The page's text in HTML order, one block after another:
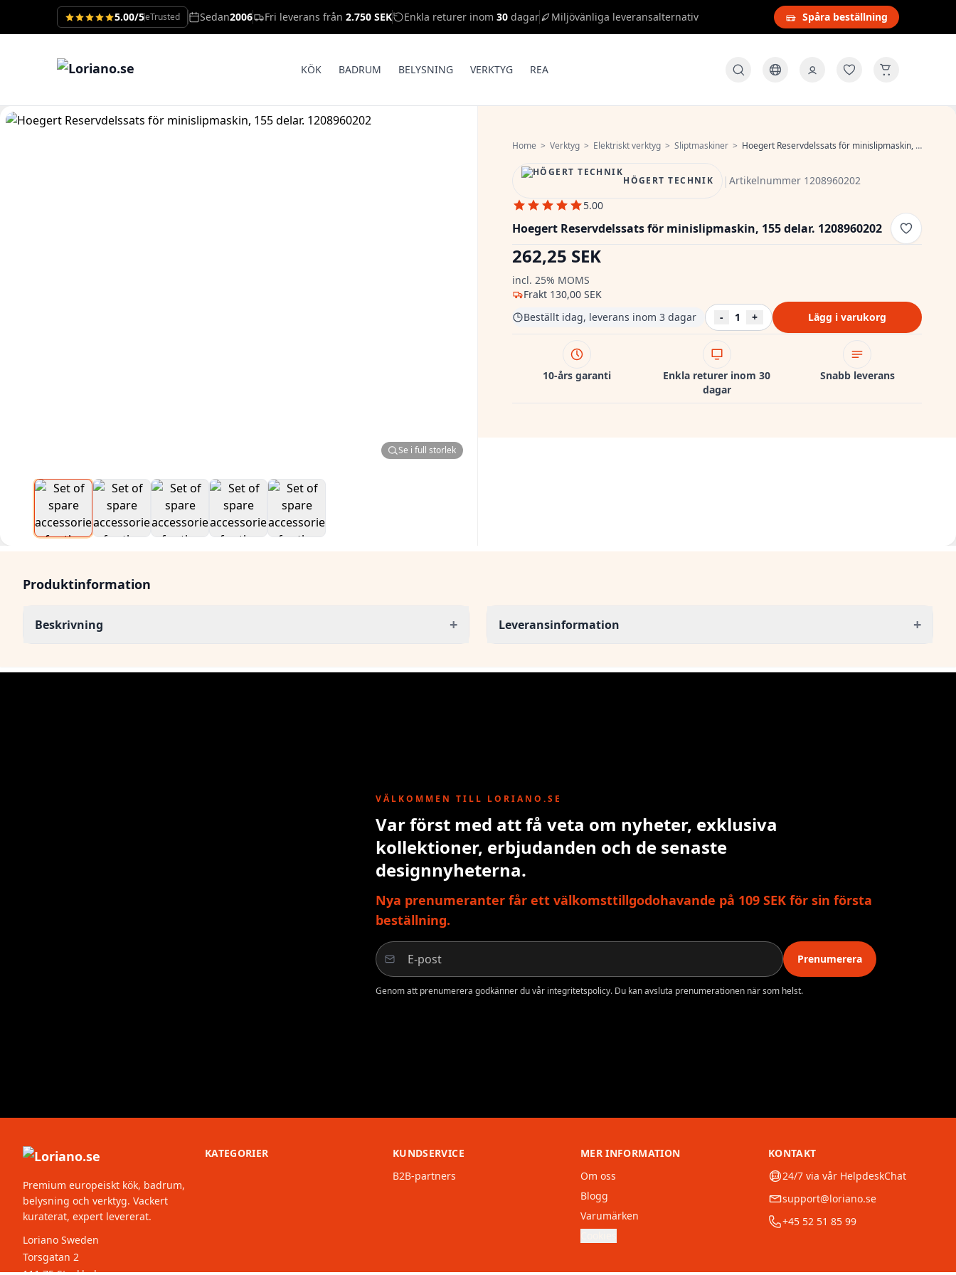
5.00/5eTrusted Sedan2006 Fri leverans från 2.750 SEK Enkla returer inom 30 dagar Miljövänliga leveransalternativ Spåra beställning
KÖK BADRUM BELYSNING VERKTYG REA
Se i full storlek
Home > Verktyg > Elektriskt verktyg > Sliptmaskiner > Hoegert Reservdelssats för minislipmaskin, 155 delar. 1208960202
HÖGERT TECHNIK |Artikelnummer 1208960202
5.00
Hoegert Reservdelssats för minislipmaskin, 155 delar. 1208960202
262,25 SEK
incl. 25% MOMS
Frakt 130,00 SEK
Beställt idag, leverans inom 3 dagar
- 1 + Lägg i varukorg
10-års garanti
Enkla returer inom 30
dagar
Snabb leverans
Produktinformation
Beskrivning + Leveransinformation +
VÄLKOMMEN TILL LORIANO.SE
Var först med att få veta om nyheter, exklusiva
kollektioner, erbjudanden och de senaste
designnyheterna.
Nya prenumeranter får ett välkomsttillgodohavande på 109 SEK för sin första
beställning.
Prenumerera
Genom att prenumerera godkänner du vår integritetspolicy. Du kan avsluta prenumerationen när som helst.
Premium europeiskt kök, badrum,
belysning och verktyg. Vackert
kuraterat, expert levererat.
Loriano Sweden
Torsgatan 2
KATEGORIER
KUNDSERVICE
B2B-partners
MER INFORMATION
Om oss
Blogg
Varumärken
KONTAKT
24/7 via vår HelpdeskChat
support@loriano.se
+45 52 51 85 99